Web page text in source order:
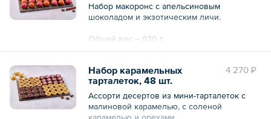
Набор макоронс с апельсиновым
шоколадом и экзотическим личи.
Общий вес – 630 г
4 270 ₽
Набор карамельных
тарталеток, 48 шт.
Ассорти десертов из мини-тарталеток с
малиновой карамелью, с соленой
карамелью и орехами.